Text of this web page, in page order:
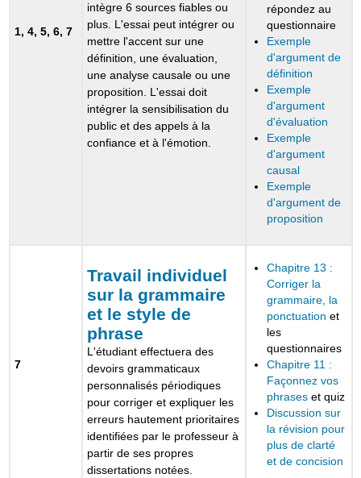
1, 4, 5, 6, 7
intègre 6 sources fiables ou
plus. L'essai peut intégrer ou
mettre l'accent sur une
définition, une évaluation,
une analyse causale ou une
proposition. L'essai doit
intégrer la sensibilisation du
public et des appels à la
confiance et à l'émotion.
répondez au
questionnaire
Exemple
d'argument de
définition
Exemple
d'argument
d'évaluation
Exemple
d'argument
causal
Exemple
d'argument de
proposition
7
Travail individuel
sur la grammaire
et le style de
phrase
L'étudiant effectuera des
devoirs grammaticaux
personnalisés périodiques
pour corriger et expliquer les
erreurs hautement prioritaires
identifiées par le professeur à
partir de ses propres
dissertations notées.
Chapitre 13 :
Corriger la
grammaire, la
ponctuation et
les
questionnaires
Chapitre 11 :
Façonnez vos
phrases et quiz
Discussion sur
la révision pour
plus de clarté
et de concision